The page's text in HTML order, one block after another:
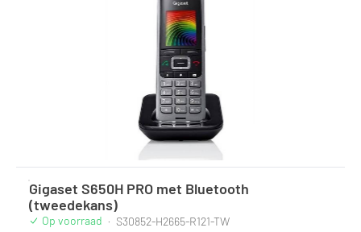
Gigaset S650H PRO met Bluetooth
(tweedekans)
Op voorraad · S30852-H2665-R121-TW